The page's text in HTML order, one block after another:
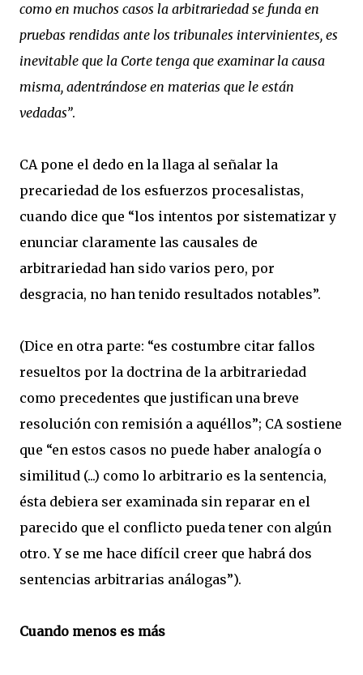
como en muchos casos la arbitrariedad se funda en
pruebas rendidas ante los tribunales intervinientes, es
inevitable que la Corte tenga que examinar la causa
misma, adentrándose en materias que le están
vedadas”.
CA pone el dedo en la llaga al señalar la
precariedad de los esfuerzos procesalistas,
cuando dice que “los intentos por sistematizar y
enunciar claramente las causales de
arbitrariedad han sido varios pero, por
desgracia, no han tenido resultados notables”.
(Dice en otra parte: “es costumbre citar fallos
resueltos por la doctrina de la arbitrariedad
como precedentes que justifican una breve
resolución con remisión a aquéllos”; CA sostiene
que “en estos casos no puede haber analogía o
similitud (...) como lo arbitrario es la sentencia,
ésta debiera ser examinada sin reparar en el
parecido que el conflicto pueda tener con algún
otro. Y se me hace difícil creer que habrá dos
sentencias arbitrarias análogas”).
Cuando menos es más